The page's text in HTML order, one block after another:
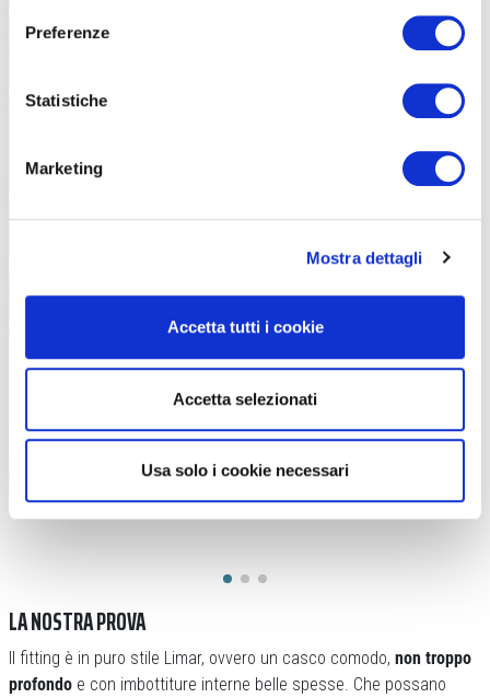
Preferenze
Statistiche
Marketing
Mostra dettagli
Accetta tutti i cookie
Accetta selezionati
Usa solo i cookie necessari
Design semplice ed arrotondato nella sezione superiore
LA NOSTRA PROVA
Il fitting è in puro stile Limar, ovvero un casco comodo, non troppo
profondo e con imbottiture interne belle spesse. Che possano